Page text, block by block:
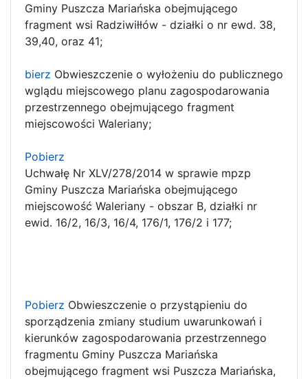
Gminy Puszcza Mariańska obejmującego
fragment wsi Radziwiłłów - działki o nr ewd. 38,
39,40, oraz 41;
bierz Obwieszczenie o wyłożeniu do publicznego
wglądu miejscowego planu zagospodarowania
przestrzennego obejmującego fragment
miejscowości Waleriany;
Pobierz
Uchwałę Nr XLV/278/2014 w sprawie mpzp
Gminy Puszcza Mariańska obejmującego
miejscowość Waleriany - obszar B, działki nr
ewid. 16/2, 16/3, 16/4, 176/1, 176/2 i 177;
Pobierz Obwieszczenie o przystąpieniu do
sporządzenia zmiany studium uwarunkowań i
kierunków zagospodarowania przestrzennego
fragmentu Gminy Puszcza Mariańska
obejmującego fragment wsi Puszcza Mariańska,